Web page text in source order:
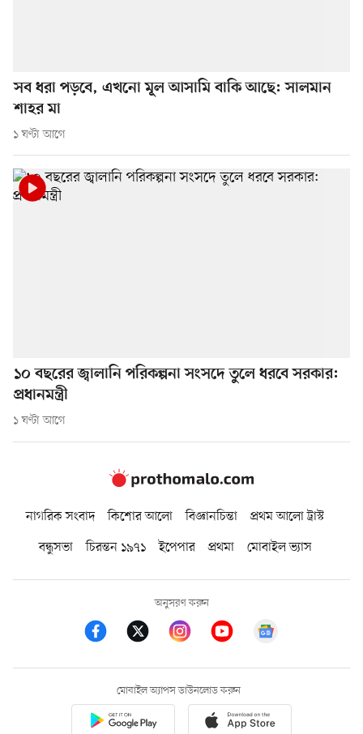
সব ধরা পড়বে, এখনো মূল আসামি বাকি আছে: সালমান
শাহর মা
১ ঘণ্টা আগে
১০ বছরের জ্বালানি পরিকল্পনা সংসদে তুলে ধরবে সরকার:
প্রধানমন্ত্রী
১ ঘণ্টা আগে
নাগরিক সংবাদ কিশোর আলো বিজ্ঞানচিন্তা
প্রথম আলো ট্রাস্ট
বন্ধুসভা
চিরন্তন ১৯৭১ ইপেপার প্রথমা মোবাইল ভ্যাস
অনুসরণ করুন
মোবাইল অ্যাপস ডাউনলোড করুন